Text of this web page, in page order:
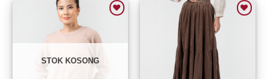
Add to wishlist
STOK KOSONG
Add to wishlist